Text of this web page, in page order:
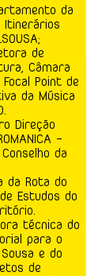
da
Itinerários
de
Câmara
Point de
da Música
Direção
-
da
da Rota do
Estudos do
técnica do
para o
e do
de